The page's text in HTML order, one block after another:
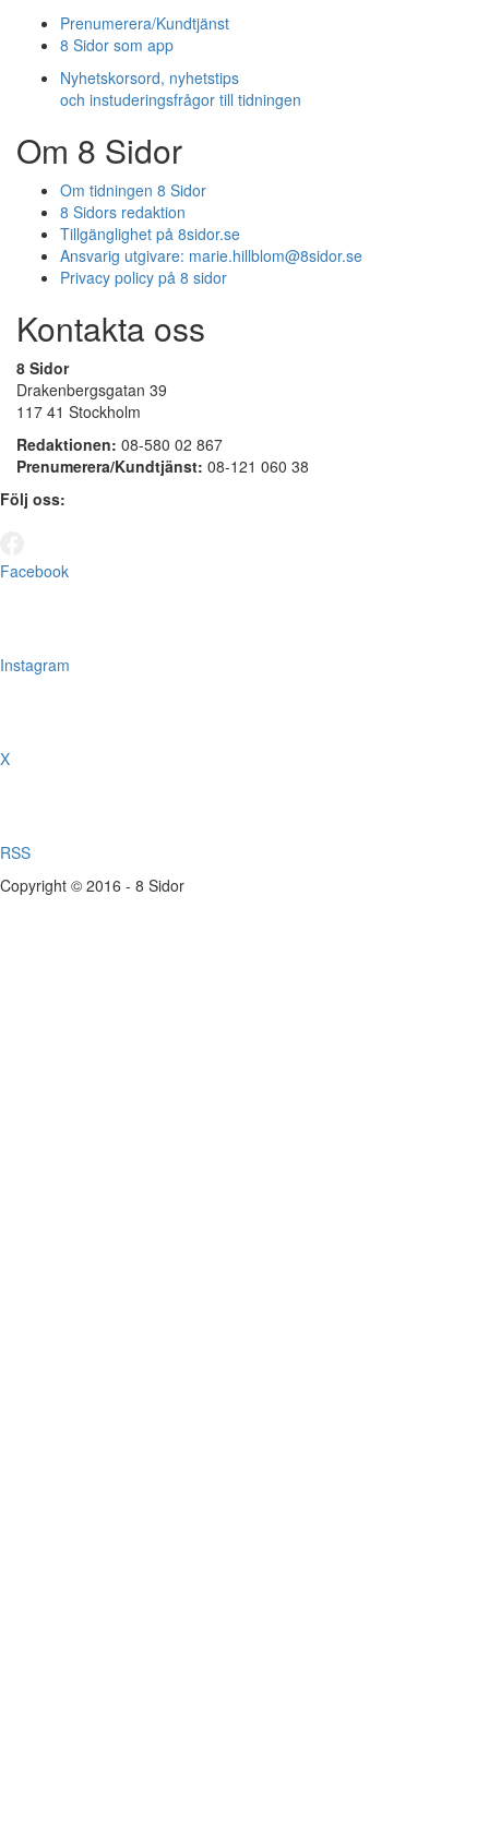
Prenumerera/Kundtjänst
8 Sidor som app
Nyhetskorsord, nyhetstips
och instuderingsfrågor till tidningen
Om 8 Sidor
Om tidningen 8 Sidor
8 Sidors redaktion
Tillgänglighet på 8sidor.se
Ansvarig utgivare: marie.hillblom@8sidor.se
Privacy policy på 8 sidor
Kontakta oss
8 Sidor
Drakenbergsgatan 39
117 41 Stockholm
Redaktionen: 08-580 02 867
Prenumerera/Kundtjänst: 08-121 060 38
Följ oss:
Facebook
Instagram
X
RSS
Copyright © 2016 - 8 Sidor